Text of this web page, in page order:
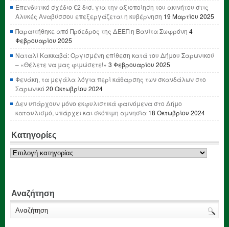
Επενδυτικό σχέδιο €2 δισ. για την αξιοποίηση του ακινήτου στις
Αλυκές Αναβύσσου επεξεργάζεται η κυβέρνηση 19 Μαρτίου 2025
Παραιτήθηκε από Πρόεδρος της ΔΕΕΠ η Βανίτα Σωφρόνη 4
Φεβρουαρίου 2025
Ναταλί Κακκαβά: Οργισμένη επίθεση κατά του Δήμου Σαρωνικού
– «Θέλετε να μας φιμώσετε!» 3 Φεβρουαρίου 2025
Φενάκη, τα μεγάλα λόγια περί κάθαρσης των σκανδάλων στο
Σαρωνικό 20 Οκτωβρίου 2024
Δεν υπάρχουν μόνο εκφυλιστικά φαινόμενα στο Δήμο
καταυλισμό, υπάρχει και σκόπιμη αμνησία 18 Οκτωβρίου 2024
Κατηγορίες
Κατηγορίες
Αναζήτηση